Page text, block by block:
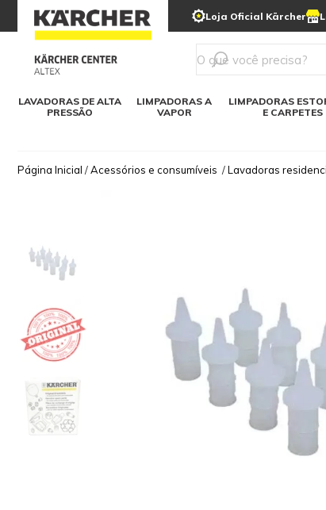
Loja Oficial Kärcher
LAVADORAS DE ALTA
PRESSÃO
Detergentes
Linha a bateria
LIMPADORAS A
VAPOR
LIMPADORAS
E CARPETES
Kärcher para o lar Soluções digitais
Página Inicial /Acessórios e consumíveis /Lavadoras